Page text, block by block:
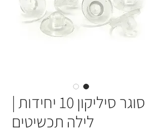
סוגר סיליקון 10 יחידות |
לילה תכשיטים